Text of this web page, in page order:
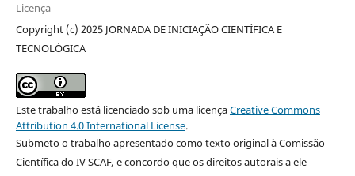
Licença
Copyright (c) 2025 JORNADA DE INICIAÇÃO CIENTÍFICA E
TECNOLÓGICA
Este trabalho está licenciado sob uma licençaCreative Commons
Attribution 4.0 International License.
Submeto o trabalho apresentado como texto original à Comissão
Científica do IV SCAF, e concordo que os direitos autorais a ele